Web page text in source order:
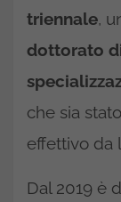
triennale,
dottorato
che sia
effettivo da
Dal 2019 è